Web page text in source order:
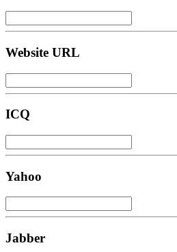
Website URL
ICQ
Yahoo
Jabber